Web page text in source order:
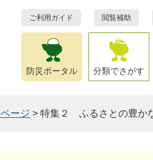
ご利用ガイド 閲覧補助
防災ポータル 分類でさがす
ージ > 特集２ ふるさとの豊か